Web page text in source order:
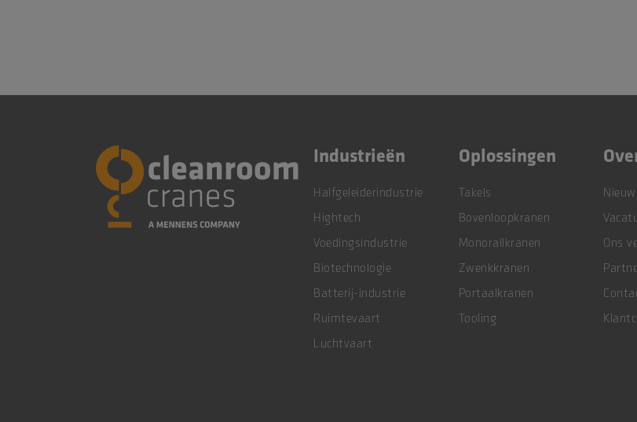
Industrieën
Halfgeleiderindustrie
Hightech
Voedingsindustrie
Biotechnologie
Batterij-industrie
Ruimtevaart
Luchtvaart
Oplossingen
Takels
Bovenloopkranen
Monorailkranen
Zwenkkranen
Portaalkranen
Tooling
Ons